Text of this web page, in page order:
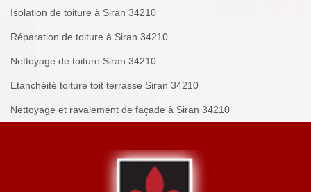
Isolation de toiture à Siran 34210
Réparation de toiture à Siran 34210
Nettoyage de toiture Siran 34210
Etanchéité toiture toit terrasse Siran 34210
Nettoyage et ravalement de façade à Siran 34210